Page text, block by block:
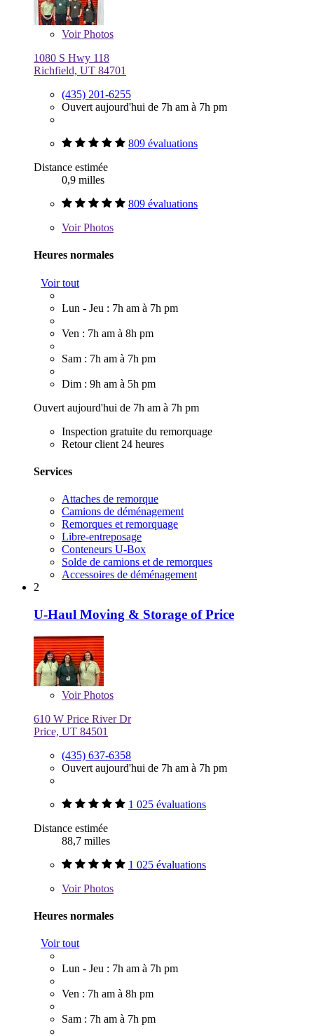
VoirPhotos
1080 S Hwy 118
Richfield, UT 84701
(435) 201-6255
Ouvert aujourd'hui de 7h am à 7h pm
809 évaluations
Distance estimée
0,9 milles
809 évaluations
VoirPhotos
Heures normales
Voir tout
Lun - Jeu : 7h am à 7h pm
Ven : 7h am à 8h pm
Sam : 7h am à 7h pm
Dim : 9h am à 5h pm
Ouvert aujourd'hui de 7h am à 7h pm
Inspection gratuite du remorquage
Retour client 24 heures
Services
Attaches de remorque
Camions de déménagement
Remorques et remorquage
Libre-entreposage
Conteneurs U-Box
Solde de camions et de remorques
Accessoires de déménagement
2
U-Haul Moving & Storage of Price
VoirPhotos
610 W Price River Dr
Price, UT 84501
(435) 637-6358
Ouvert aujourd'hui de 7h am à 7h pm
1 025 évaluations
Distance estimée
88,7 milles
1 025 évaluations
VoirPhotos
Heures normales
Voir tout
Lun - Jeu : 7h am à 7h pm
Ven : 7h am à 8h pm
Sam : 7h am à 7h pm